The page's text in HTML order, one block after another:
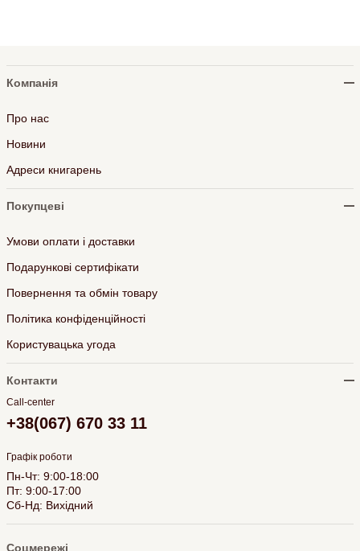
Компанія
Про нас
Новини
Адреси книгарень
Покупцеві
Умови оплати і доставки
Подарункові сертифікати
Повернення та обмін товару
Політика конфіденційності
Користувацька угода
Контакти
Call-center
+38(067) 670 33 11
Графік роботи
Пн-Чт: 9:00-18:00
Пт: 9:00-17:00
Сб-Нд: Вихідний
Соцмережі